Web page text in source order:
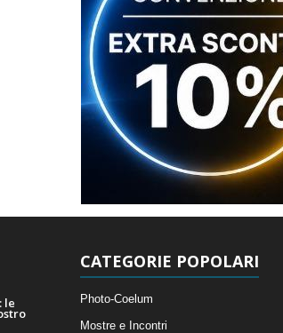
le
CATEGORIE POPOLARI
Photo-Coelum
Mostre e Incontri